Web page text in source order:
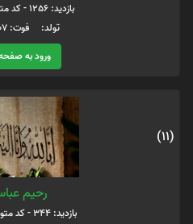
بازدید: 1256 - کد متوفی: 6111920
تولد: فوت: 1400/01/07
ورود به
(11)
رحیم
بازدید: 344 - کد متوفی: 6154277